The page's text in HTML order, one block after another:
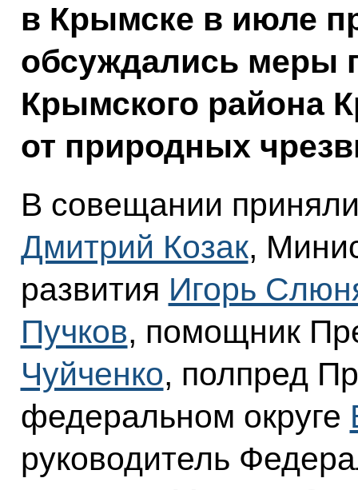
в Крымске в июле
обсуждались меры
Крымского района
от природных
В совещании
Дмитрий Козак,
развития Игорь
Пучков, помощник
Чуйченко, полпред
федеральном округе
руководитель